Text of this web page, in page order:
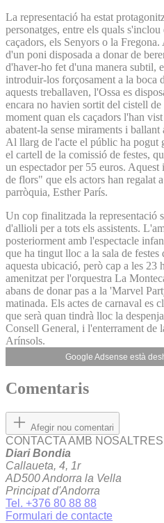
La representació ha estat
personatges, entre els quals
caçadors, els Senyors o la
d'un poni disposada a donar de
d'haver-ho fet d'una manera subtil,
introduir-los forçosament a la boca
aquests treballaven, l'Ossa es
encara no havien sortit del cistell
moment quan els caçadors l'han
abatent-la sense miraments i
Al llarg de l'acte el públic ha pogut
el cartell de la comissió de festes,
un espectador per 55 euros.
de flors" que els actors han regalat
parròquia, Esther París.
Un cop finalitzada la representació
d'allioli per a tots els assistents.
posteriorment amb l'espectacle
que ha tingut lloc a la sala de festes
aquesta ubicació, però cap a les 23
amenitzat per l'orquestra La
abans de donar pas a la 'Marvel
matinada. Els actes de carnaval es
que serà quan tindrà lloc la
Consell General, i l'enterrament de
Arínsols.
Google Adsense està
Comentaris
Afegir nou comentari
CONTACTA AMB NOSALTRES
Diari Bondia
Callaueta, 4, 1r
AD500 Andorra la Vella
Principat d'Andorra
Tel. +376 80 88 88
Formulari de contacte